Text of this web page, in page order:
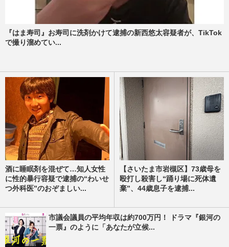
『はま寿司』お寿司に洗剤かけて逮捕の新西悠太容疑者が、TikTok
で撮り溜めてい...
酒に睡眠剤を混ぜて…知人女性
に性的暴行容疑で逮捕の“わいせ
つ外科医”のおぞましい...
【さいたま市岩槻区】73歳母を
殴打し殺害し“踊り場に死体遺
棄”、44歳息子を逮捕...
市議会議員の平均年収は約700万円！ ドラマ『銀河の
一票』のように「あなたが立候...